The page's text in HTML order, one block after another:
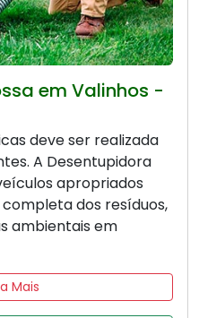
em Valinhos -
deve ser realizada
A Desentupidora
apropriados
dos resíduos,
ambientais em
Mais